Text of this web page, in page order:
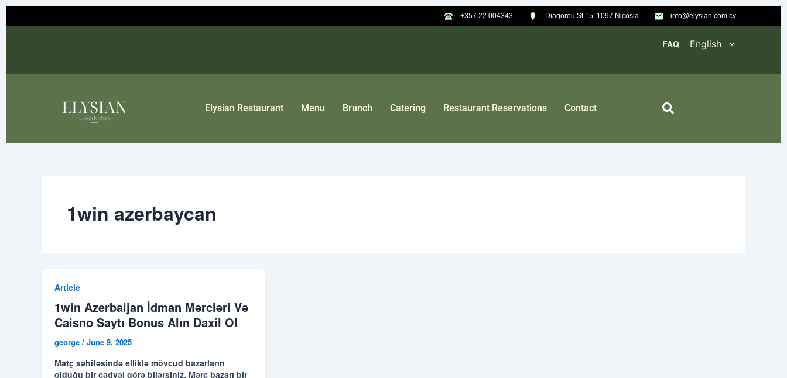
Skip
content
+357 22 004343 Diagorou St 15, 1097 Nicosia info@elysian.com.cy
FAQ
Elysian Restaurant Menu Brunch Catering Restaurant Reservations Contact
1win azerbaycan
Article
1win Azerbaijan İdman Mərcləri Və
Caisno Saytı Bonus Alın Daxil Ol
george / June 9, 2025
Matç səhifəsində elliklə mövcud bazarların
olduğu bir cədvəl görə bilərsiniz. Mərc bazarı bir